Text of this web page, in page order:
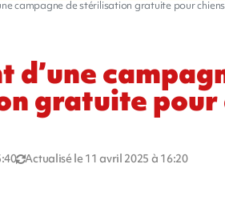
campagne de stérilisation gratuite pour
d’une
gratuite pour
Actualisé le 11 avril 2025 à 16:20